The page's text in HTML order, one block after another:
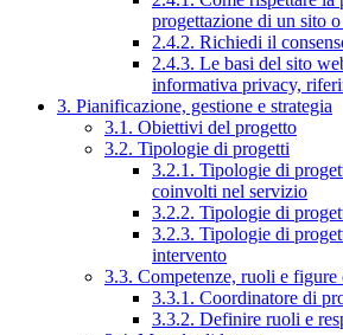
progettazione di un sito
2.4.2. Richiedi il
2.4.3. Le basi del sito
informativa privacy,
3. Pianificazione, gestione e strategia
3.1. Obiettivi del progetto
3.2. Tipologie di progetti
3.2.1. Tipologie di
coinvolti nel servizio
3.2.2. Tipologie di
3.2.3. Tipologie di
intervento
3.3. Competenze, ruoli e
3.3.1. Coordinatore di
3.3.2. Definire ruoli e